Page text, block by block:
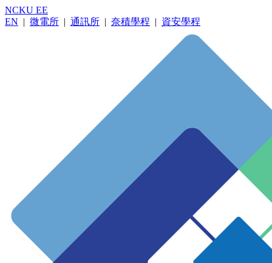
NCKU EE
EN | 微電所 | 通訊所 | 奈積學程 | 資安學程